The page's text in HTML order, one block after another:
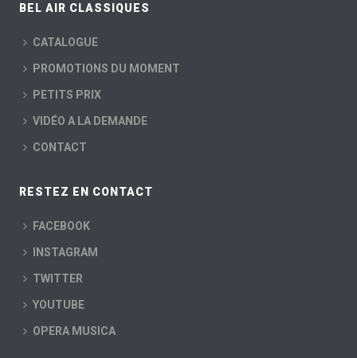
BEL AIR CLASSIQUES
CATALOGUE
PROMOTIONS DU MOMENT
PETITS PRIX
VIDÉO A LA DEMANDE
CONTACT
RESTEZ EN CONTACT
FACEBOOK
INSTAGRAM
TWITTER
YOUTUBE
OPERA MUSICA